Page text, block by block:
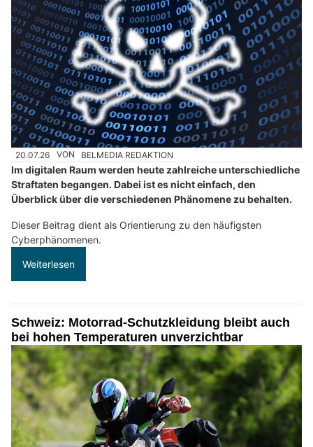
20.07.26 VON BELMEDIA REDAKTION
Im digitalen Raum werden heute zahlreiche unterschiedliche
Straftaten begangen. Dabei ist es nicht einfach, den
Überblick über die verschiedenen Phänomene zu behalten.
Dieser Beitrag dient als Orientierung zu den häufigsten
Cyberphänomenen.
Weiterlesen
Schweiz: Motorrad-Schutzkleidung bleibt auch
bei hohen Temperaturen unverzichtbar